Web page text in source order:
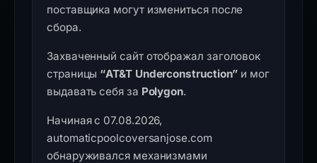
поставщика могут измениться после
сбора.
Захваченный сайт отображал заголовок
страницы “AT&T Underconstruction” и мог
выдавать себя за Polygon.
Начиная с 07.08.2026,
automaticpoolcoversanjose.com
обнаруживался механизмами